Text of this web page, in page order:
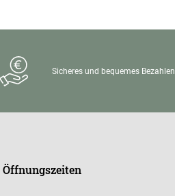
Sicheres und bequemes Bezahlen
Öffnungszeiten